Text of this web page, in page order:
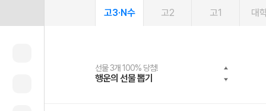
고3·N수 고2 고1 대
선물 3개 100% 당첨!
행운의 선물 뽑기
선물 100% 증정!
메가스터디 X 올리브
여름방학 스터디 캐시백
메가런 썸머스쿨
2027 러셀 단과
강사 공개선발
스마트러닝앱
설문 EVENT
메가패스
3일 무료 체험권
메가패스 수강생 무료혜택!
메가클럽 멤버십
사회공헌 캠페인
희망이룸 메가나눔